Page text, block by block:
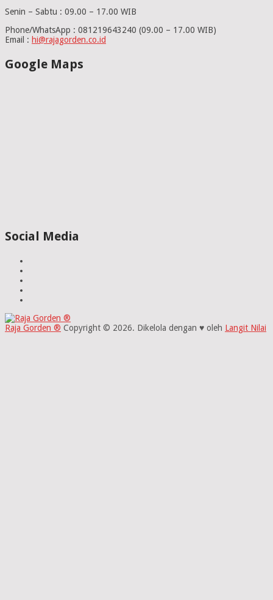
Senin – Sabtu : 09.00 – 17.00 WIB
Phone/WhatsApp : 081219643240 (09.00 – 17.00 WIB)
Email : hi@rajagorden.co.id
Google Maps
Social Media
Raja Gorden ® Copyright © 2026. Dikelola dengan ♥ oleh Langit Nilai